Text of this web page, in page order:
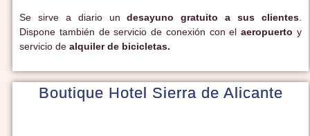
Se sirve a diario un desayuno gratuito a sus clientes.
Dispone también de servicio de conexión con el aeropuerto y
servicio de alquiler de bicicletas.
Boutique Hotel Sierra de Alicante